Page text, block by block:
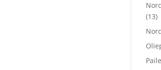
(13)